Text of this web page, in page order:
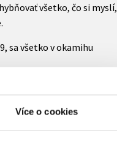
Více o cookies
všetko, čo si myslí,
sa všetko v okamihu